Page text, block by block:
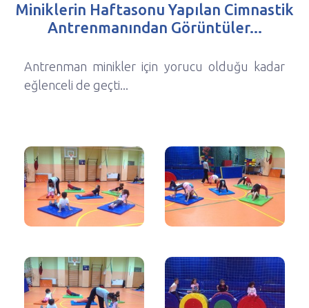
Miniklerin Haftasonu Yapılan Cimnastik
Antrenmanından Görüntüler...
Antrenman minikler için yorucu olduğu kadar
eğlenceli de geçti...